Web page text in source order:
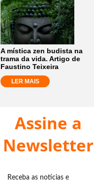
A mística zen budista na
trama da vida. Artigo de
Faustino Teixeira
LER MAIS
Assine a
Newsletter
Receba as notícias e